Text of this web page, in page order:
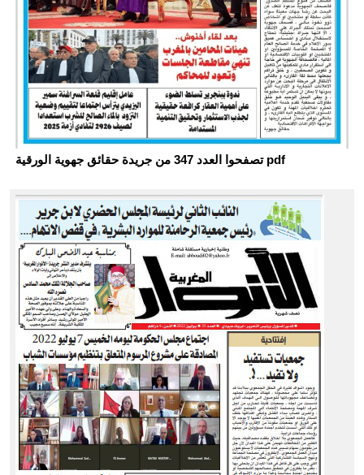
تصفحوا العدد 347 من جريدة حقائق جهوية الورقية pdf